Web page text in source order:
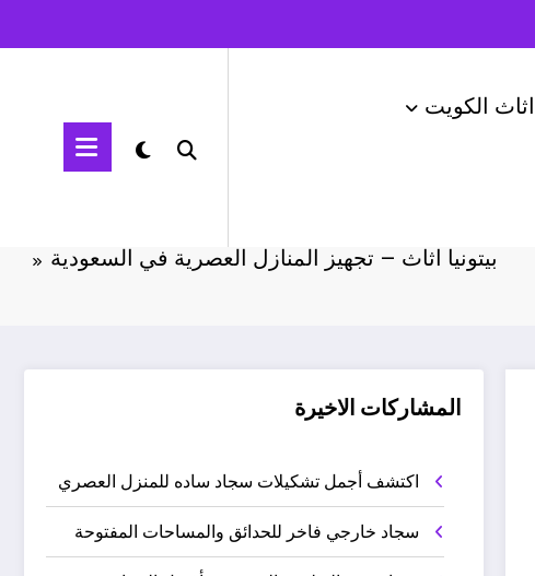
اثاث الكويت
بيتونيا اثاث – تجهيز المنازل العصرية في السعودية
المشاركات الاخيرة
اكتشف أجمل تشكيلات سجاد ساده للمنزل العصري
سجاد خارجي فاخر للحدائق والمساحات المفتوحة